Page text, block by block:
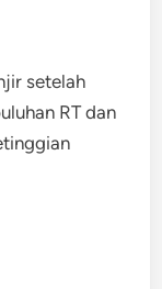
setelah
RT dan